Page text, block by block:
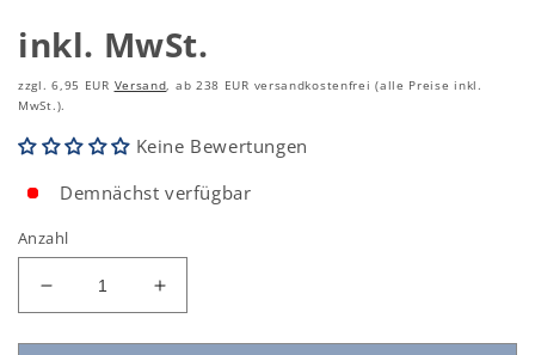
zzgl. 6,95 EUR Versand, ab 238 EUR versandkostenfrei (alle Preise inkl.
MwSt.).
Keine Bewertungen
Demnächst verfügbar
Anzahl
Verringern
Sie
die
Erhöhen
Sie
die